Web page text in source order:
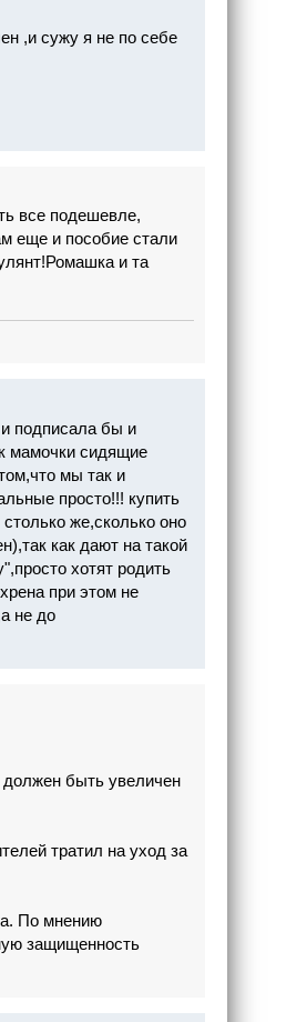
,и сужу я не по себе
все подешевле,
еще и пособие стали
и та
подписала бы и
мамочки сидящие
мы так и
просто!!! купить
же,сколько оно
как дают на такой
хотят родить
при этом не
не до
должен быть увеличен
тратил на уход за
По мнению
защищенность